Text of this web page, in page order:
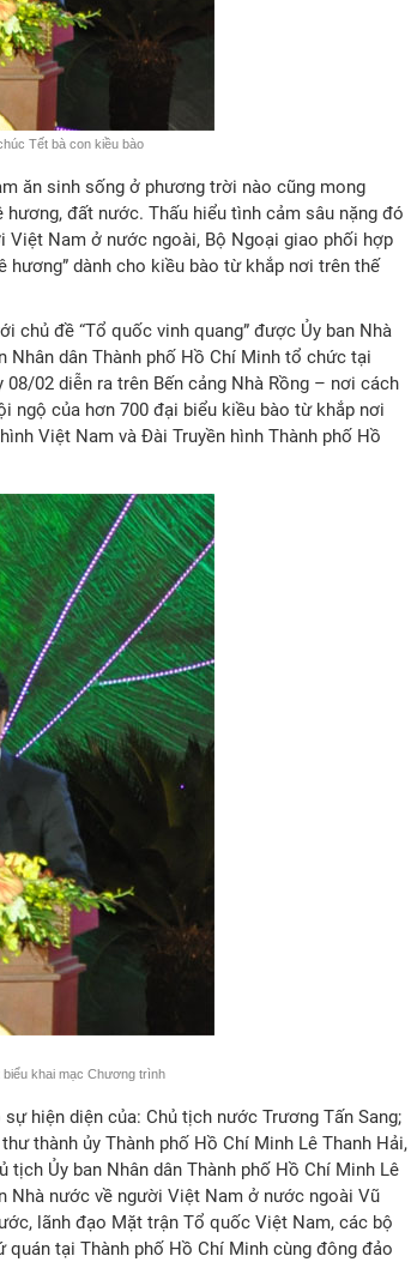
Tết bà con kiều bào
ăn sinh sống ở phương trời nào cũng mong
đất nước. Thấu hiểu tình cảm sâu nặng đó
Việt Nam ở nước ngoài, Bộ Ngoại giao phối hợp
hương” dành cho kiều bào từ khắp nơi trên thế
chủ đề “Tổ quốc vinh quang” được Ủy ban Nhà
dân Thành phố Hồ Chí Minh tổ chức tại
02 diễn ra trên Bến cảng Nhà Rồng – nơi cách
ngộ của hơn 700 đại biểu kiều bào từ khắp nơi
Việt Nam và Đài Truyền hình Thành phố Hồ
khai mạc Chương trình
hiện diện của: Chủ tịch nước Trương Tấn Sang;
thành ủy Thành phố Hồ Chí Minh Lê Thanh Hải,
Ủy ban Nhân dân Thành phố Hồ Chí Minh Lê
Nhà nước về người Việt Nam ở nước ngoài Vũ
lãnh đạo Mặt trận Tổ quốc Việt Nam, các bộ
tại Thành phố Hồ Chí Minh cùng đông đảo